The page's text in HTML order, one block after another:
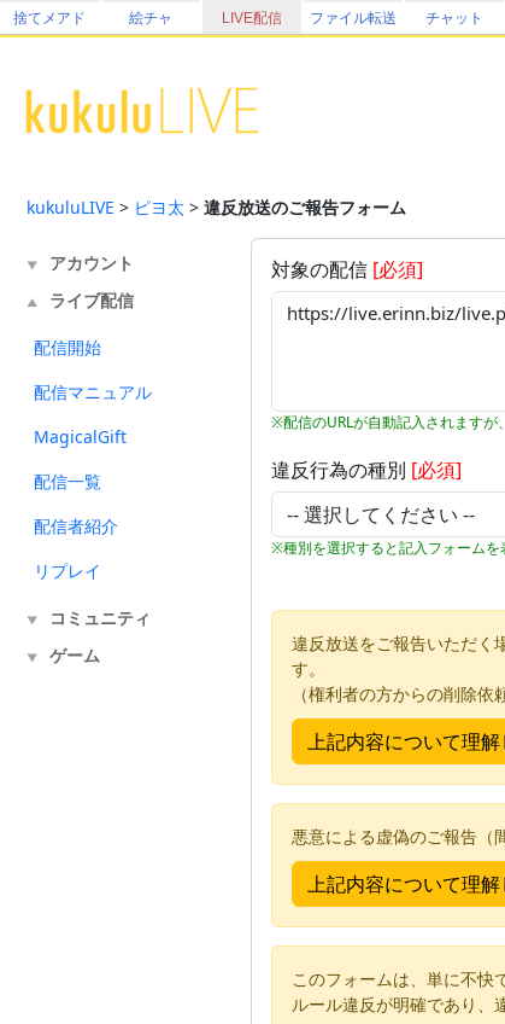
捨てメアド 絵チャ LIVE配信 ファイル転送 チャット
kukuluLIVE > ピヨ太 > 違反放送のご報告フォーム
▼ アカウント
▲ ライブ配信
配信開始
配信マニュアル
MagicalGift
配信一覧
配信者紹介
リプレイ
▼ コミュニティ
▼ ゲーム
対象の配信 [必須]
※配信のURLが自動記入されますが
違反行為の種別 [必須]
※種別を選択すると記入フォームを
違反放送をご報告いただく
す。
（権利者の方からの削除
悪意による虚偽のご報告（
このフォームは、単に不快
ルール違反が明確であり、